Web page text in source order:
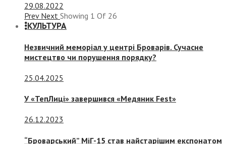
29.08.2022
Prev Next Showing 1 Of 26
КУЛЬТУРА
Незвичний меморіал у центрі Броварів. Сучасне
мистецтво чи порушення порядку?
25.04.2025
У «ТепЛиці» завершився «Медяник Fest»
26.12.2023
“Броварський” МіГ-15 став найстарішим експонатом